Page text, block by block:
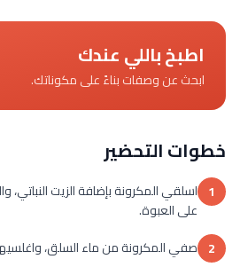
اطبخ باللي عندك
ابحث عن وصفات بناءً على مكوناتك.
خطوات التحضير
1 اسلقي المكرونة بإضافة الزيت النباتي،
على العبوة.
2 صفي المكرونة من ماء السلق، واغلسيها